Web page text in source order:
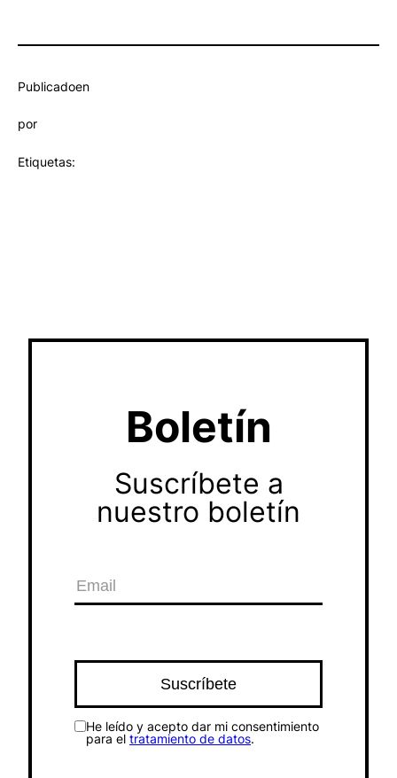
Publicadoen
por
Etiquetas:
Boletín
Suscríbete a
nuestro boletín
He leído y acepto dar mi consentimiento
para el tratamiento de datos.